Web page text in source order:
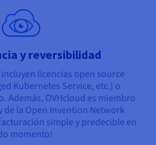
y reversibilidad
licencias open source
Kubernetes Service, etc.) o
Además, OVHcloud es miembro
de la Open Invention Network
simple y predecible en
momento!